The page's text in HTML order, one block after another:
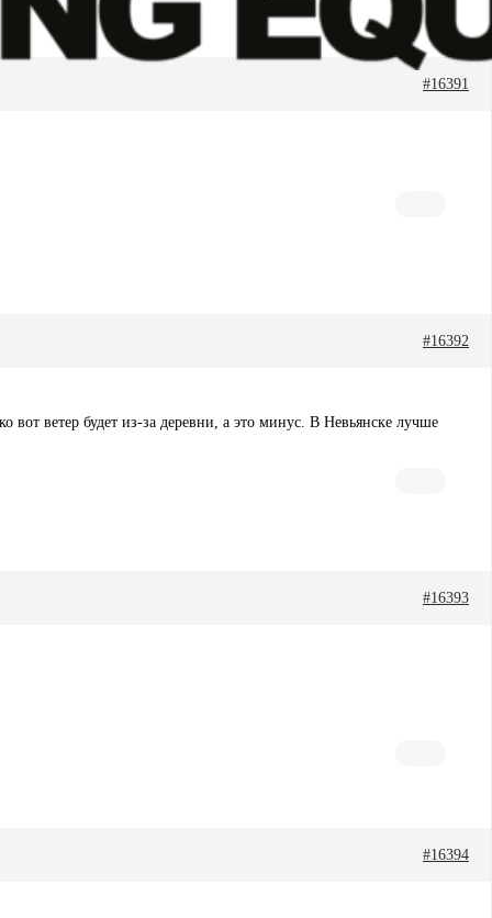
#16391
#16392
ветер будет из-за деревни, а это минус. В Невьянске лучше
#16393
#16394